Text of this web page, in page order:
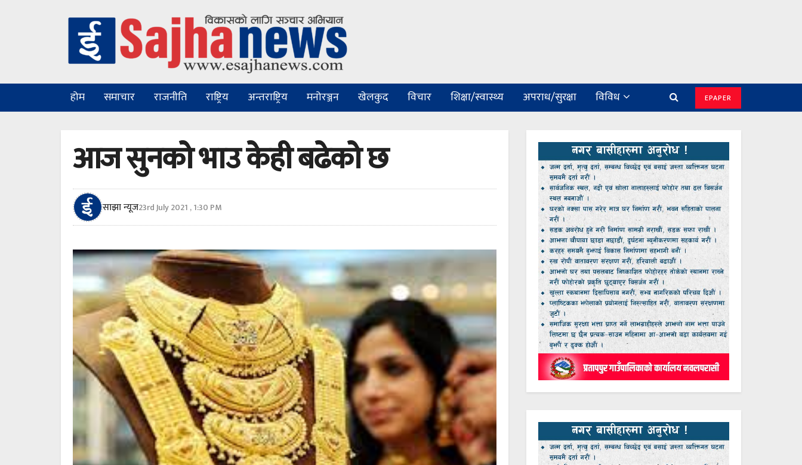
होम समाचार राजनीति राष्ट्रिय अन्तराष्ट्रिय मनोरञ्जन खेलकुद विचार शिक्षा/स्वास्थ्य अपराध/सुरक्षा विविध EPAPER
आज सुनको भाउ केही बढेको छ
साझा न्यूज23rd July 2021 , 1:30 PM